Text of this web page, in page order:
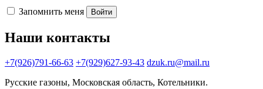
Запомнить меня Войти
Наши контакты
+7(926)791-66-63 +7(929)627-93-43 dzuk.ru@mail.ru
Русские газоны, Московская область, Котельники.